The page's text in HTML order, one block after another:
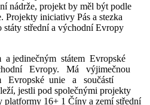
nádrže, projekt by měl být podle
Projekty iniciativy Pás a stezka
státy střední a východní Evropy
jedinečným státem Evropské
Evropy. Má výjimečnou
Evropské unie a součástí
jestli pod společnými projekty
platformy 16+ 1 Číny a zemí střední